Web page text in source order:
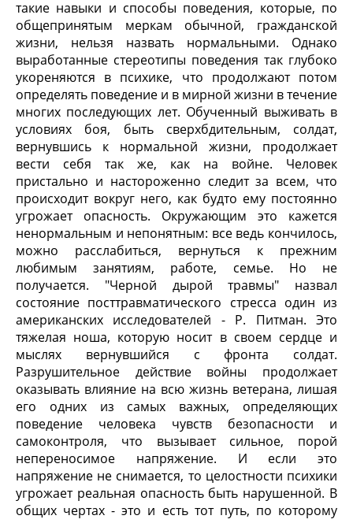
такие навыки и способы поведения, которые, по
общепринятым меркам обычной, гражданской
жизни, нельзя назвать нормальными. Однако
выработанные стереотипы поведения так глубоко
укореняются в психике, что продолжают потом
определять поведение и в мирной жизни в течение
многих последующих лет. Обученный выживать в
условиях боя, быть сверхбдительным, солдат,
вернувшись к нормальной жизни, продолжает
вести себя так же, как на войне. Человек
пристально и настороженно следит за всем, что
происходит вокруг него, как будто ему постоянно
угрожает опасность. Окружающим это кажется
ненормальным и непонятным: все ведь кончилось,
можно расслабиться, вернуться к прежним
любимым занятиям, работе, семье. Но не
получается. "Черной дырой травмы" назвал
состояние посттравматического стресса один из
американских исследователей - Р. Питман. Это
тяжелая ноша, которую носит в своем сердце и
мыслях вернувшийся с фронта солдат.
Разрушительное действие войны продолжает
оказывать влияние на всю жизнь ветерана, лишая
его одних из самых важных, определяющих
поведение человека чувств безопасности и
самоконтроля, что вызывает сильное, порой
непереносимое напряжение. И если это
напряжение не снимается, то целостности психики
угрожает реальная опасность быть нарушенной. В
общих чертах - это и есть тот путь, по которому